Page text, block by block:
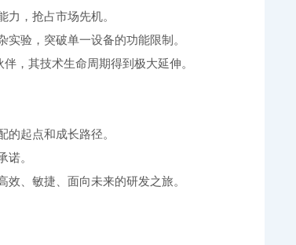
，抢占市场先机。
验，突破单一设备的功能限制。
，其技术生命周期得到极大延伸。
起点和成长路径。
。
、敏捷、面向未来的研发之旅。